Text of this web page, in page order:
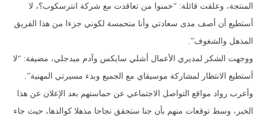
المنتجة، وعلقت قائلة: “خمنوا من تعاقدت مع شركة انترسكوب؟، لا
أستطيع أن أصف مدى سعادتي وأنا متحمسة لكوني جزءا من هذا الفريق
المذهل والشغوف”.
ووجهت الشكر لمديري الأعمال أشلي سايكس وآدم ميدجلي، مضيفة: “لا
أستطيع الانتظار لمشاركة موسيقاي مع الجميع وبدء مسيرتي المهنية”.
وأعرب رواد مواقع التواصل الاجتماعي عن حماستهم بعد الإعلان عن هذا
الخبر، وسط توقعات منهم بأن جنا ستحقق نجاحا مذهلا كوالدها، حيث جاء